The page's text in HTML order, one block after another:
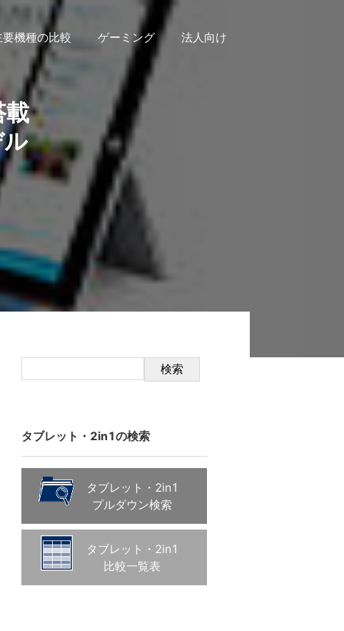
要機種の比較 ゲーミング 法人向け
載
検索
タブレット・2in1の検索
タブレット・2in1
プルダウン検索
タブレット・2in1
比較一覧表